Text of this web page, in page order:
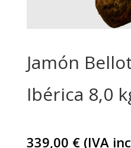
Jamón
Ibérica 8,0
339,00 € (IVA